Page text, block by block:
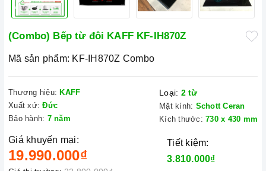
(Combo) Bếp từ đôi KAFF KF-IH870Z
Mã sản phẩm: KF-IH870Z Combo
Thương hiệu: KAFF
Xuất xứ: Đức
Bảo hành: 7 năm
Loại: 2 từ
Mặt kính: Schott Ceran
Kích thước: 730 x 430 mm
Giá khuyến mại:
19.990.000₫
Tiết kiệm:
3.810.000₫